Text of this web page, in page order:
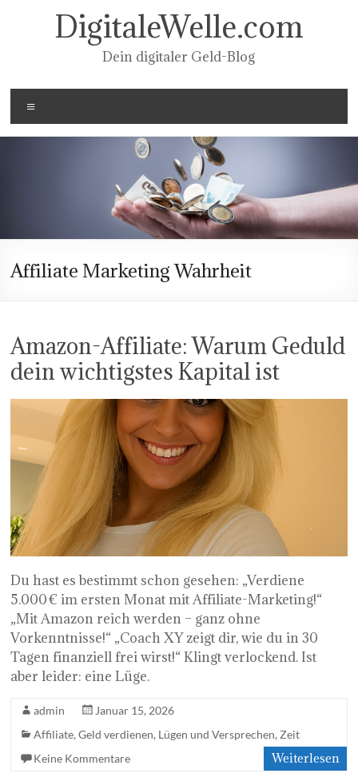
springenDigitaleWelle.com
Dein digitaler Geld-Blog
Affiliate Marketing Wahrheit
Amazon-Affiliate: Warum Geduld
dein wichtigstes Kapital ist
Du hast es bestimmt schon gesehen: „Verdiene
5.000 € im ersten Monat mit Affiliate-Marketing!“
„Mit Amazon reich werden – ganz ohne
Vorkenntnisse!“ „Coach XY zeigt dir, wie du in 30
Tagen finanziell frei wirst!“ Klingt verlockend. Ist
aber leider: eine Lüge.
admin
Januar 15, 2026
Affiliate,Geld verdienen, Lügen und Versprechen, Zeit
Keine Kommentare
Weiterlesen